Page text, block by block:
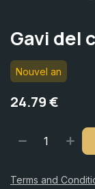
Gavi del
Nouvel an
24.79€
Terms and